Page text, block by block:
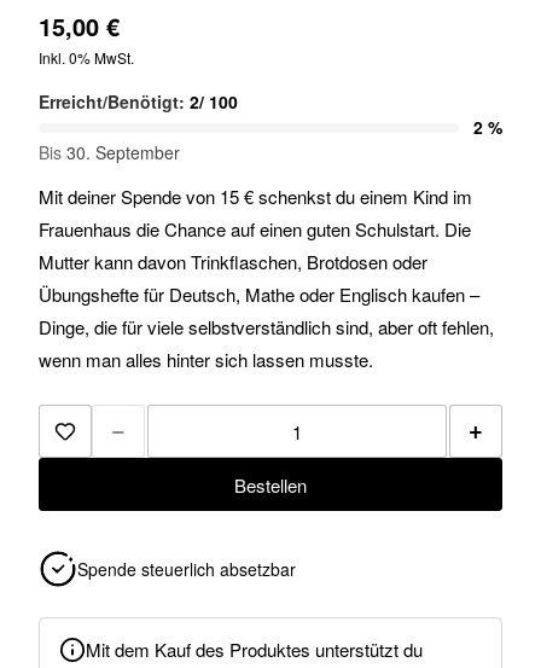
15,00 €
Inkl. 0% MwSt.
Erreicht/Benötigt: 2/ 100
2 %
Bis 30. September
Mit deiner Spende von 15 € schenkst du einem Kind im
Frauenhaus die Chance auf einen guten Schulstart. Die
Mutter kann davon Trinkflaschen, Brotdosen oder
Übungshefte für Deutsch, Mathe oder Englisch kaufen –
Dinge, die für viele selbstverständlich sind, aber oft fehlen,
wenn man alles hinter sich lassen musste.
Zur Merkliste hinzufügen
− +
Bestellen
Spende steuerlich absetzbar
Mit dem Kauf des Produktes unterstützt du